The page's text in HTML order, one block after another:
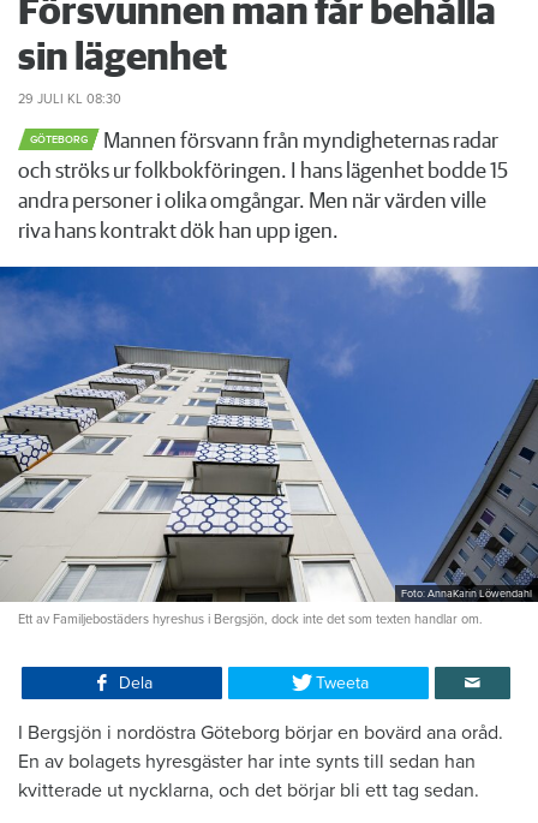
Försvunnen man får behålla
sin lägenhet
29 JULI KL 08:30
GÖTEBORG
Mannen försvann från myndigheternas radar
och ströks ur folkbokföringen. I hans lägenhet bodde 15
andra personer i olika omgångar. Men när värden ville
riva hans kontrakt dök han upp igen.
Foto: AnnaKarin Löwendahl
Ett av Familjebostäders hyreshus i Bergsjön, dock inte det som texten handlar om.
Dela Tweeta
I Bergsjön i nordöstra Göteborg börjar en bovärd ana oråd.
En av bolagets hyresgäster har inte synts till sedan han
kvitterade ut nycklarna, och det börjar bli ett tag sedan.